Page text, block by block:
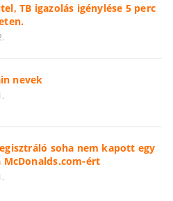
TB igazolás igénylése 5 perc
nevek
soha nem kapott egy
ért